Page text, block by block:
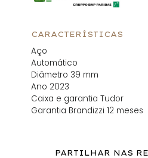
CARACTERÍSTICAS
Aço
Automático
Diâmetro 39 mm
Ano 2023
Caixa e garantia Tudor
Garantia Brandizzi 12 meses
PARTILHAR NAS